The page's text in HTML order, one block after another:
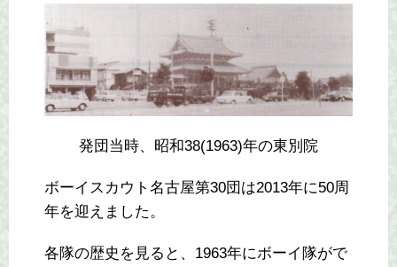
発団当時、昭和38(1963)年の東別院
ボーイスカウト名古屋第30団は2013年に50周
年を迎えました。
各隊の歴史を見ると、1963年にボーイ隊がで